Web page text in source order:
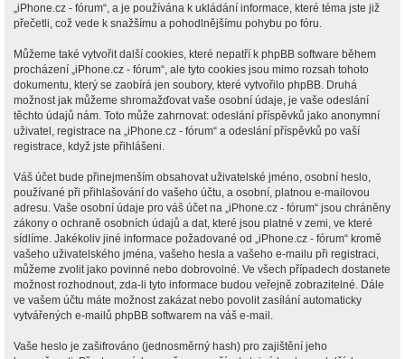
„iPhone.cz - fórum“, a je používána k ukládání informace, které téma jste již
přečetli, což vede k snažšímu a pohodlnějšímu pohybu po fóru.
Můžeme také vytvořit další cookies, které nepatří k phpBB software během
procházení „iPhone.cz - fórum“, ale tyto cookies jsou mimo rozsah tohoto
dokumentu, který se zaobírá jen soubory, které vytvořilo phpBB. Druhá
možnost jak můžeme shromažďovat vaše osobní údaje, je vaše odeslání
těchto údajů nám. Toto může zahrnovat: odeslání příspěvků jako anonymní
uživatel, registrace na „iPhone.cz - fórum“ a odeslání příspěvků po vaší
registrace, když jste přihlášeni.
Váš účet bude přinejmenším obsahovat uživatelské jméno, osobní heslo,
používané při přihlašování do vašeho účtu, a osobní, platnou e-mailovou
adresu. Vaše osobní údaje pro váš účet na „iPhone.cz - fórum“ jsou chráněny
zákony o ochraně osobních údajů a dat, které jsou platné v zemi, ve které
sídlíme. Jakékoliv jiné informace požadované od „iPhone.cz - fórum“ kromě
vašeho uživatelského jména, vašeho hesla a vašeho e-mailu při registraci,
můžeme zvolit jako povinné nebo dobrovolné. Ve všech případech dostanete
možnost rozhodnout, zda-li tyto informace budou veřejně zobrazitelné. Dále
ve vašem účtu máte možnost zakázat nebo povolit zasílání automaticky
vytvářených e-mailů phpBB softwarem na váš e-mail.
Vaše heslo je zašifrováno (jednosměrný hash) pro zajištění jeho